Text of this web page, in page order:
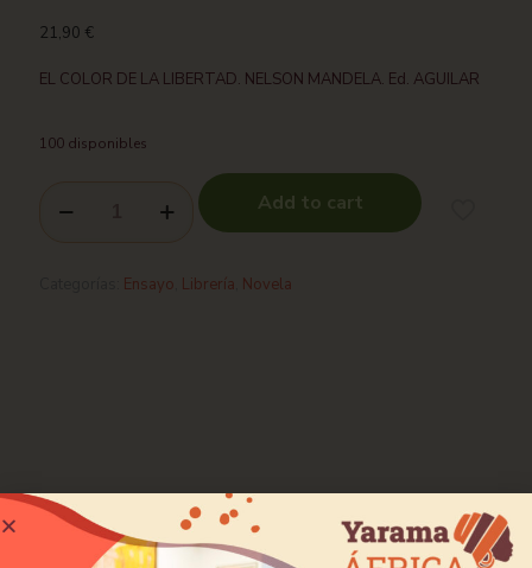
21,90 €
EL COLOR DE LA LIBERTAD. NELSON MANDELA. Ed. AGUILAR
100 disponibles
Add to cart
Ensayo Librería Novela